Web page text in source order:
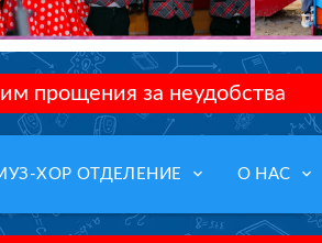
прощения за неудобства
ХОР ОТДЕЛЕНИЕ keyboard_arrow_down О НАС keyboard_arrow_down